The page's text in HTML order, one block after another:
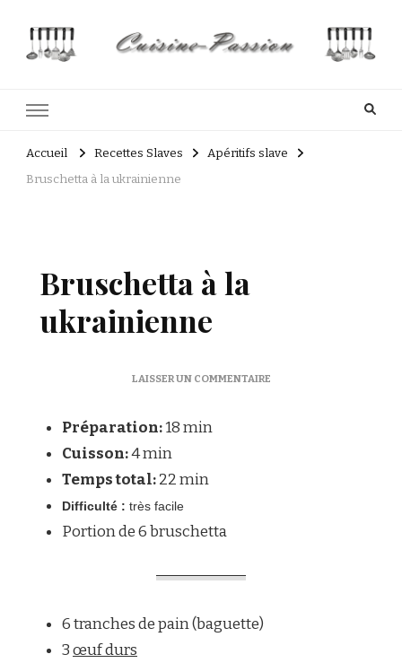
Accueil Recettes Slaves
Apéritifs slave
Bruschetta à la ukrainienne
Bruschetta à la
ukrainienne
LAISSER UN COMMENTAIRESUR
Préparation:18 min
Cuisson:4 min
Temps total:22 min
Difficulté : très facile
Portion de 6 bruschetta
6 tranches de pain (baguette)
3œuf durs